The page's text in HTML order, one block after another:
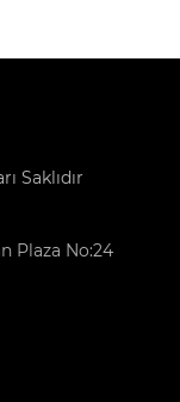
Saklıdır
Plaza No:24